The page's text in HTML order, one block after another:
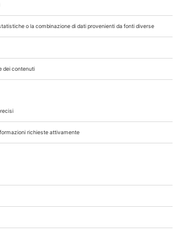
legale: Viale Enrico Forlanini 21 -
di Milano n° 5578/2022 del